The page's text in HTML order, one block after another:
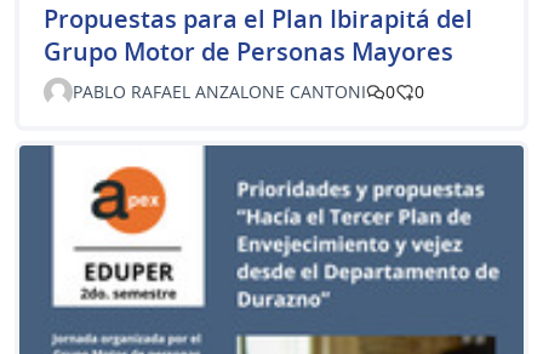
Propuestas para el Plan Ibirapitá del
Grupo Motor de Personas Mayores
PABLO RAFAEL ANZALONE CANTONI 0 0